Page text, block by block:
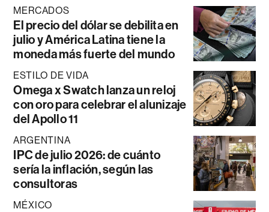
MERCADOS
El precio del dólar se debilita en
julio y América Latina tiene la
moneda más fuerte del mundo
ESTILO DE VIDA
Omega x Swatch lanza un reloj
con oro para celebrar el alunizaje
del Apollo 11
ARGENTINA
IPC de julio 2026: de cuánto
sería la inflación, según las
consultoras
MÉXICO